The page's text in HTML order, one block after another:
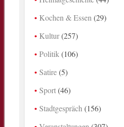
Kochen & Essen (29)
Kultur(257)
Politik (106)
Satire(5)
Sport(46)
Stadtgespräch (156)